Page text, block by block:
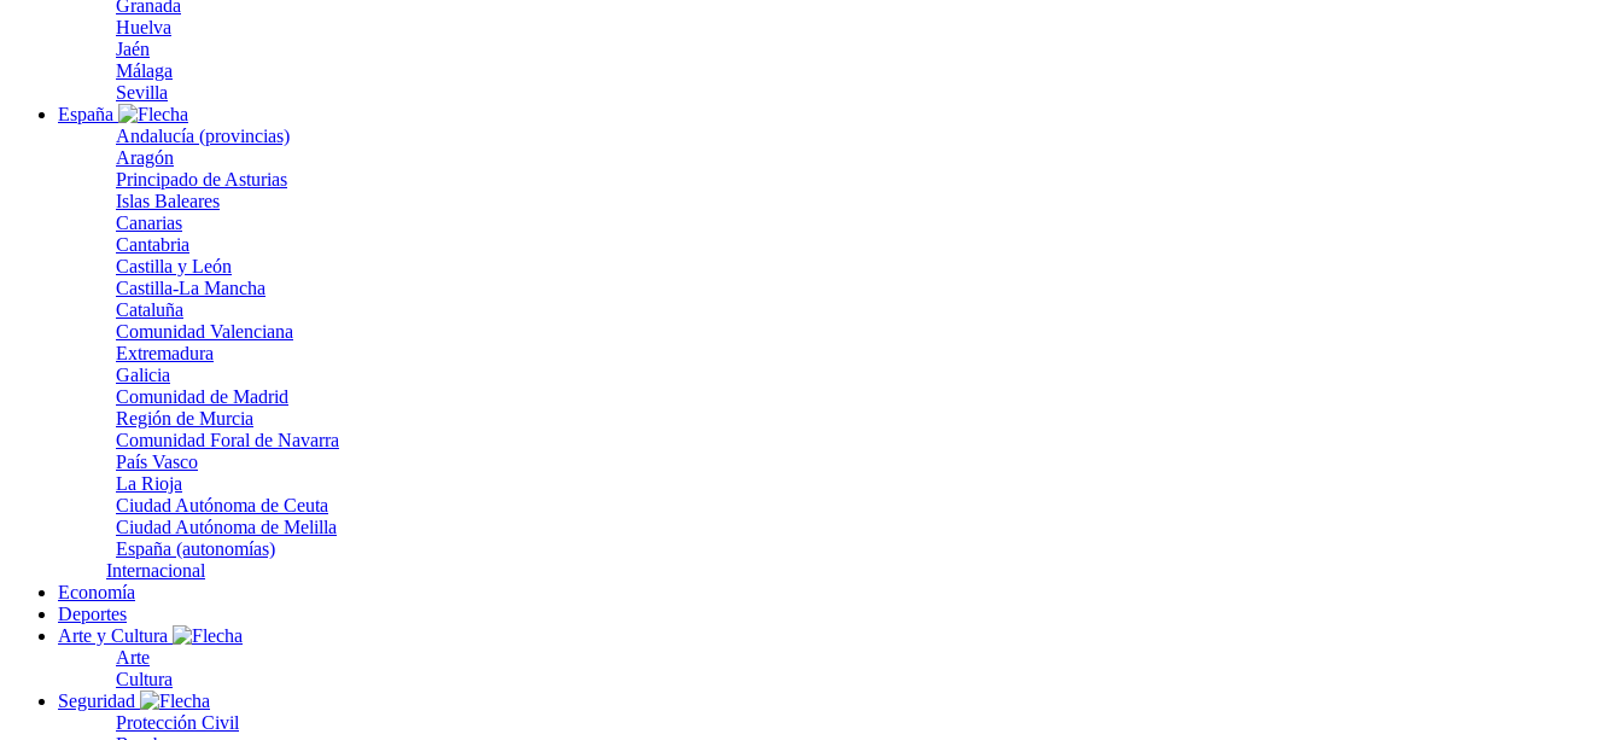
Granada
Huelva
Jaén
Málaga
Sevilla
España
Andalucía (provincias)
Aragón
Principado de Asturias
Islas Baleares
Canarias
Cantabria
Castilla y León
Castilla-La Mancha
Cataluña
Comunidad Valenciana
Extremadura
Galicia
Comunidad de Madrid
Región de Murcia
Comunidad Foral de Navarra
País Vasco
La Rioja
Ciudad Autónoma de Ceuta
Ciudad Autónoma de Melilla
España (autonomías)
Internacional
Economía
Deportes
Arte y Cultura
Arte
Cultura
Seguridad
Protección Civil